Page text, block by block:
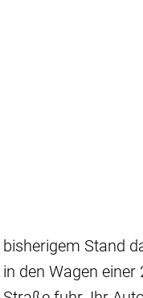
Stand
den Wagen